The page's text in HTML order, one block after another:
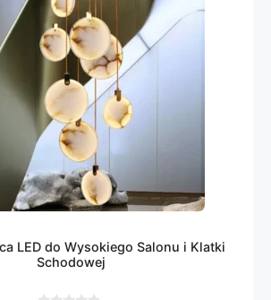
LED do Wysokiego Salonu i Klatki
Schodowej